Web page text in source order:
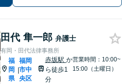
題】DV被害へ積極的に対応。お気軽に
田代 隼一郎 弁護士
有岡・田代法律事務所
福
岡
県
|
福岡
市中
央区
赤坂駅 か
ら徒歩1
分
営業時間：10:00~
15:00（土曜日）